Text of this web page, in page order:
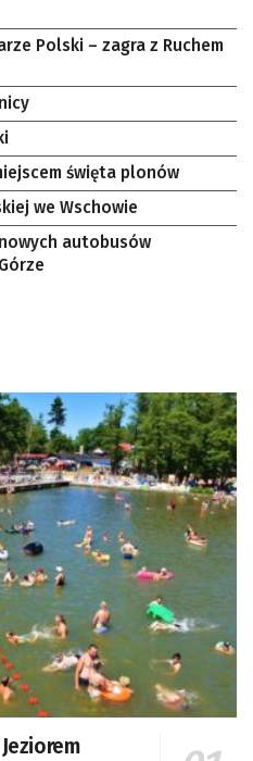
Polski – zagra z Ruchem
święta plonów
we Wschowie
autobusów